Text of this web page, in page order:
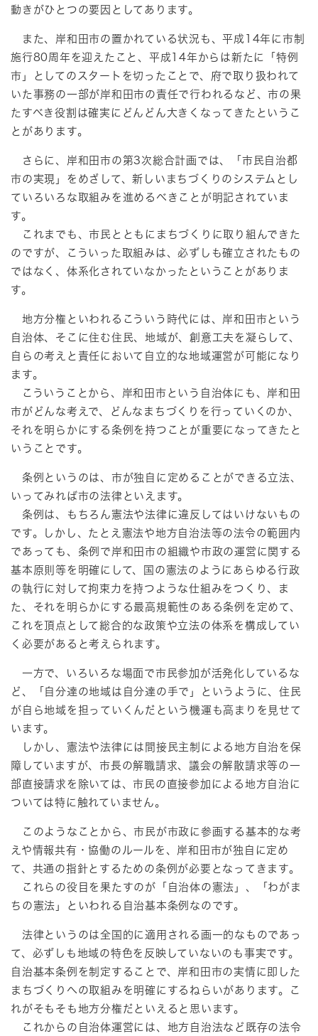
動きがひとつの要因としてあります。
また、岸和田市の置かれている状況も、平成14年に市制
施行80周年を迎えたこと、平成14年からは新たに「特例
市」としてのスタートを切ったことで、府で取り扱われて
いた事務の一部が岸和田市の責任で行われるなど、市の果
たすべき役割は確実にどんどん大きくなってきたというこ
とがあります。
さらに、岸和田市の第3次総合計画では、「市民自治都
市の実現」をめざして、新しいまちづくりのシステムとし
ていろいろな取組みを進めるべきことが明記されていま
す。
これまでも、市民とともにまちづくりに取り組んできた
のですが、こういった取組みは、必ずしも確立されたもの
ではなく、体系化されていなかったということがありま
す。
地方分権といわれるこういう時代には、岸和田市という
自治体、そこに住む住民、地域が、創意工夫を凝らして、
自らの考えと責任において自立的な地域運営が可能になり
ます。
こういうことから、岸和田市という自治体にも、岸和田
市がどんな考えで、どんなまちづくりを行っていくのか、
それを明らかにする条例を持つことが重要になってきたと
いうことです。
条例というのは、市が独自に定めることができる立法、
いってみれば市の法律といえます。
条例は、もちろん憲法や法律に違反してはいけないもの
です。しかし、たとえ憲法や地方自治法等の法令の範囲内
であっても、条例で岸和田市の組織や市政の運営に関する
基本原則等を明確にして、国の憲法のようにあらゆる行政
の執行に対して拘束力を持つような仕組みをつくり、ま
た、それを明らかにする最高規範性のある条例を定めて、
これを頂点として総合的な政策や立法の体系を構成してい
く必要があると考えられます。
一方で、いろいろな場面で市民参加が活発化しているな
ど、「自分達の地域は自分達の手で」というように、住民
が自ら地域を担っていくんだという機運も高まりを見せて
います。
しかし、憲法や法律には間接民主制による地方自治を保
障していますが、市長の解職請求、議会の解散請求等の一
部直接請求を除いては、市民の直接参加による地方自治に
ついては特に触れていません。
このようなことから、市民が市政に参画する基本的な考
えや情報共有・協働のルールを、岸和田市が独自に定め
て、共通の指針とするための条例が必要となってきます。
これらの役目を果たすのが「自治体の憲法」、「わがま
ちの憲法」といわれる自治基本条例なのです。
法律というのは全国的に適用される画一的なものであっ
て、必ずしも地域の特色を反映していないのも事実です。
自治基本条例を制定することで、岸和田市の実情に即した
まちづくりへの取組みを明確にするねらいがあります。こ
れがそもそも地方分権だといえると思います。
これからの自治体運営には、地方自治法など既存の法令